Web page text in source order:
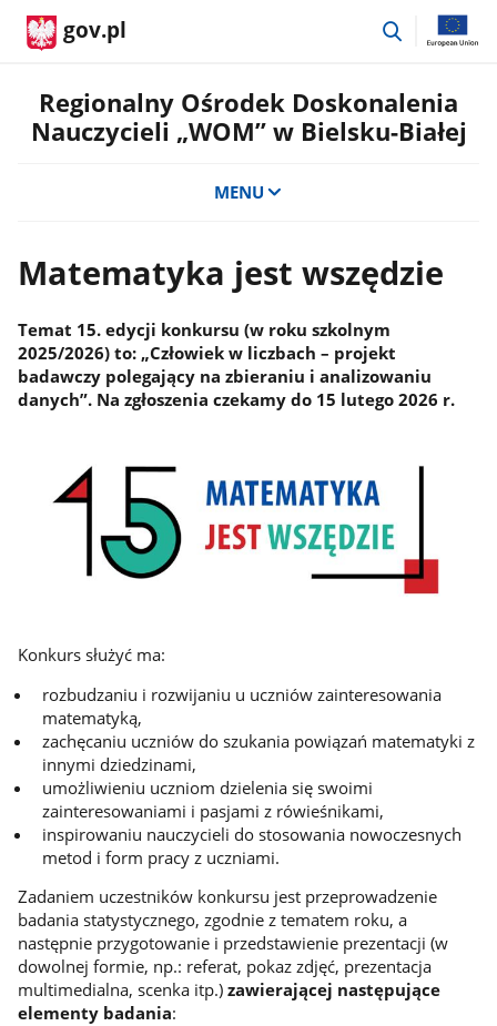
gov.pl
przejdź
Regionalny Ośrodek Doskonalenia
Nauczycieli „WOM” w Bielsku-Białej
MENU
Matematyka jest wszędzie
Temat 15. edycji konkursu (w roku szkolnym
2025/2026) to: „Człowiek w liczbach – projekt
badawczy polegający na zbieraniu i analizowaniu
danych”. Na zgłoszenia czekamy do 15 lutego 2026 r.
Konkurs służyć ma:
rozbudzaniu i rozwijaniu u uczniów zainteresowania
matematyką,
zachęcaniu uczniów do szukania powiązań matematyki z
innymi dziedzinami,
umożliwieniu uczniom dzielenia się swoimi
zainteresowaniami i pasjami z rówieśnikami,
inspirowaniu nauczycieli do stosowania nowoczesnych
metod i form pracy z uczniami.
Zadaniem uczestników konkursu jest przeprowadzenie
badania statystycznego, zgodnie z tematem roku, a
następnie przygotowanie i przedstawienie prezentacji (w
dowolnej formie, np.: referat, pokaz zdjęć, prezentacja
multimedialna, scenka itp.) zawierającej następujące
elementy badania: